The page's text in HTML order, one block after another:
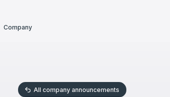
Company
All company announcements